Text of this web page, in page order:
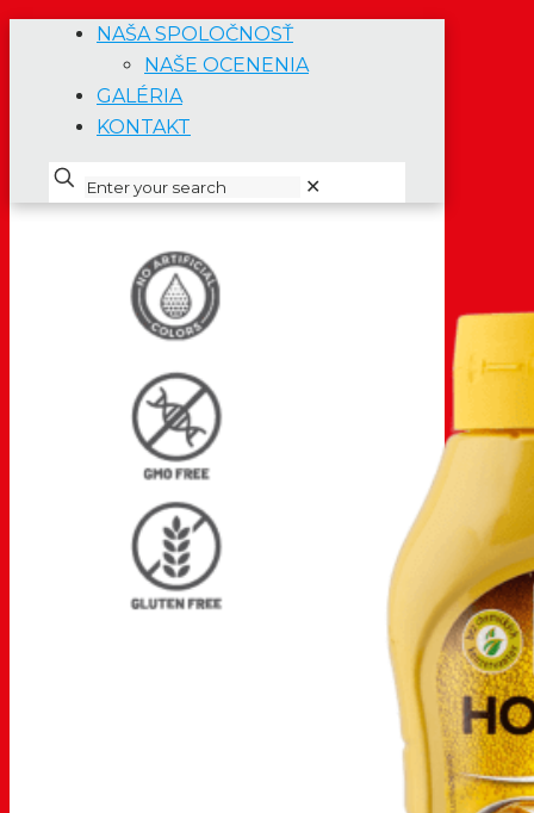
NAŠA SPOLOČNOSŤ
NAŠE OCENENIA
GALÉRIA
KONTAKT
✕